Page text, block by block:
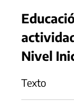
Nivel
Texto